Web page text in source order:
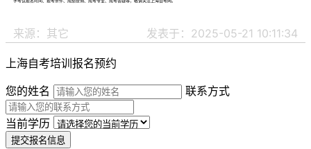
来源：其它 发表于：2025-05-21 10:11:34
上海自考培训报名预约
您的姓名
联系方式
当前学历
提交报名信息